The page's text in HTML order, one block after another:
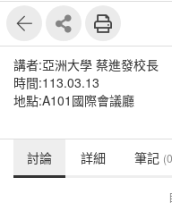
講者:亞洲大學 蔡進發校長
時間:113.03.13
地點:A101國際會議廳
討論 詳細 筆記